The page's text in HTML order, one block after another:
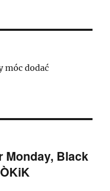
móc dodać
Monday, Black